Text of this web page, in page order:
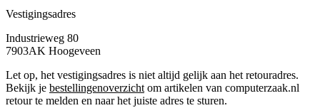
Vestigingsadres
Industrieweg 80
7903AK Hoogeveen
Let op, het vestigingsadres is niet altijd gelijk aan het retouradres.
Bekijk je bestellingenoverzicht om artikelen van computerzaak.nl
retour te melden en naar het juiste adres te sturen.